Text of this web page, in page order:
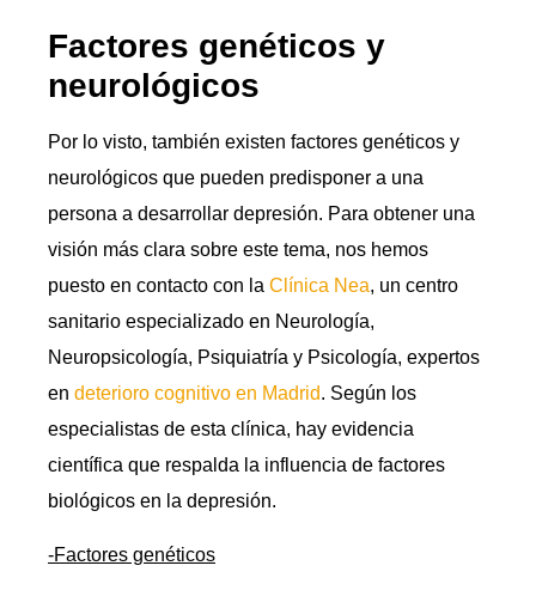
Factores genéticos y
neurológicos
Por lo visto, también existen factores genéticos y
neurológicos que pueden predisponer a una
persona a desarrollar depresión. Para obtener una
visión más clara sobre este tema, nos hemos
puesto en contacto con la Clínica Nea, un centro
sanitario especializado en Neurología,
Neuropsicología, Psiquiatría y Psicología, expertos
en deterioro cognitivo en Madrid. Según los
especialistas de esta clínica, hay evidencia
científica que respalda la influencia de factores
biológicos en la depresión.
-Factores genéticos